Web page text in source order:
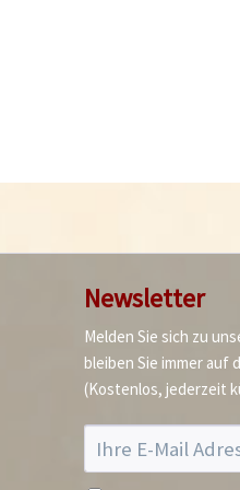
Newsletter
Melden Sie sich zu
bleiben Sie immer auf
(Kostenlos, jederzeit